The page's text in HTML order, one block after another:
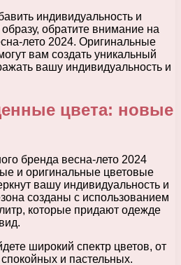
индивидуальность и
обратите внимание на
лето 2024. Оригинальные
вам создать уникальный
вашу индивидуальность и
цвета: новые
бренда весна-лето 2024
и оригинальные цветовые
вашу индивидуальность и
созданы с использованием
которые придают одежде
широкий спектр цветов, от
и пастельных.